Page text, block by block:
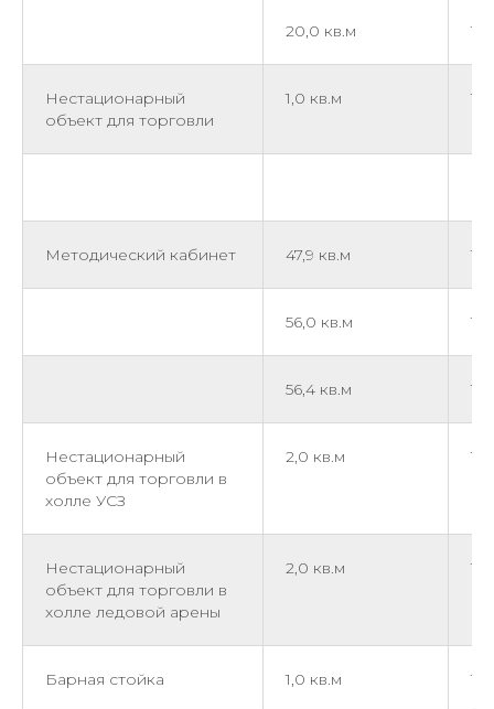
20,0 кв.м 1
Нестационарный
объект для торговли
1,0 кв.м 1
Методический кабинет 47,9 кв.м 1
56,0 кв.м 1
56,4 кв.м 1
Нестационарный
объект для торговли в
холле УСЗ
2,0 кв.м 1
Нестационарный
объект для торговли в
холле ледовой арены
2,0 кв.м 1
Барная стойка 1,0 кв.м 1